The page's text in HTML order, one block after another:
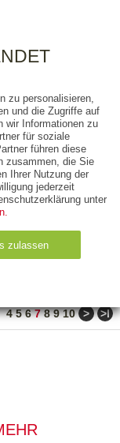
4 5 6 7 8 9 10 > >ǀ
zu personalisieren,
und die Zugriffe auf
wir Informationen zu
für soziale
führen diese
zusammen, die Sie
Ihrer Nutzung der
jederzeit
unter
zulassen
Ty
des